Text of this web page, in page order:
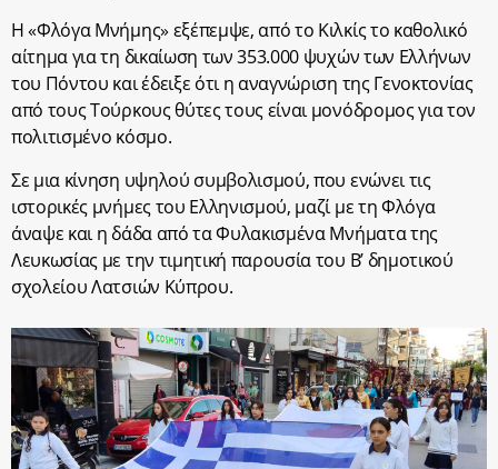
Η «Φλόγα Μνήμης» εξέπεμψε, από το Κιλκίς το καθολικό
αίτημα για τη δικαίωση των 353.000 ψυχών των Ελλήνων
του Πόντου και έδειξε ότι η αναγνώριση της Γενοκτονίας
από τους Τούρκους θύτες τους είναι μονόδρομος για τον
πολιτισμένο κόσμο.
Σε μια κίνηση υψηλού συμβολισμού, που ενώνει τις
ιστορικές μνήμες του Ελληνισμού, μαζί με τη Φλόγα
άναψε και η δάδα από τα Φυλακισμένα Μνήματα της
Λευκωσίας με την τιμητική παρουσία του Β’ δημοτικού
σχολείου Λατσιών Κύπρου.